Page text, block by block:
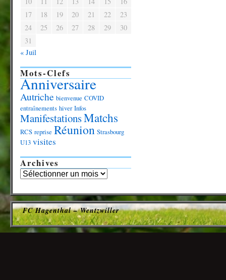
17
18 19 20 21 22
23
24
25 26 27 28 29
30
31
« Juil
Mots-Clefs
Anniversaire
Autriche bienvenue COVID
entraînements hiver Infos
ManifestationsMatchs
RCS reprise Réunion Strasbourg
U13 visites
Archives
FC Hagenthal – Wentzwiller